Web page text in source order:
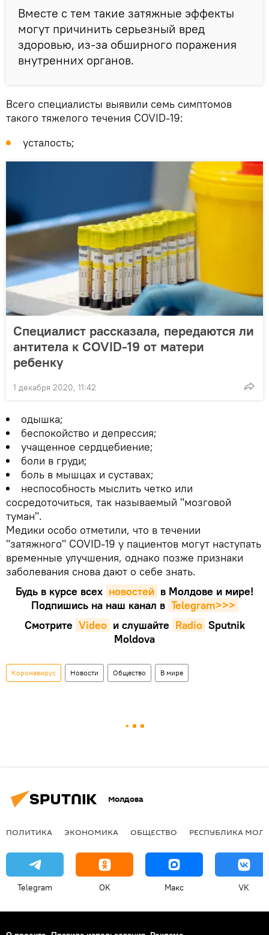
Вместе с тем такие затяжные эффекты
могут причинить серьезный вред
здоровью, из-за обширного поражения
внутренних органов.
Всего специалисты выявили семь симптомов
такого тяжелого течения COVID-19:
усталость;
Специалист рассказала, передаются ли
антитела к COVID-19 от матери
ребенку
1 декабря 2020, 11:42
одышка;
беспокойство и депрессия;
учащенное сердцебиение;
боли в груди;
боль в мышцах и суставах;
неспособность мыслить четко или
сосредоточиться, так называемый "мозговой
туман".
Медики особо отметили, что в течении
"затяжного" COVID-19 у пациентов могут наступать
временные улучшения, однако позже признаки
заболевания снова дают о себе знать.
Будь в курсе всех новостей в Молдове и мире!
Подпишись на наш канал в Telegram>>>
Смотрите Video и слушайте Radio Sputnik
Moldova
Коронавирус Новости Общество В мире
Молдова
ПОЛИТИКА ЭКОНОМИКА ОБЩЕСТВО РЕСПУБЛИКА
Telegram OK Макс VK